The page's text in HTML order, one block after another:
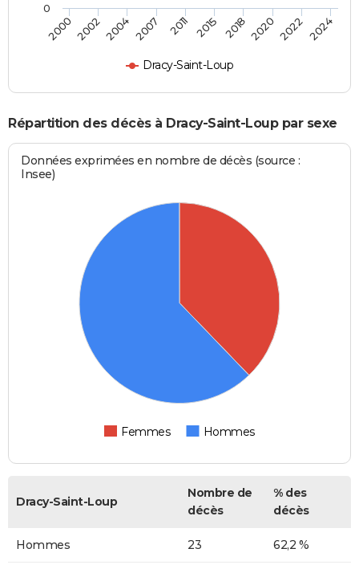
Dracy-Saint-Loup
2000 20022004 2007 2011 2015 2018 2020 2022 2024
0
Répartition des décès à Dracy-Saint-Loup par sexe
Données exprimées en nombre de décès (source :
Insee)
Femmes Hommes
Dracy-Saint-Loup
Nombre de
décès
% des
décès
Hommes 23 62,2 %